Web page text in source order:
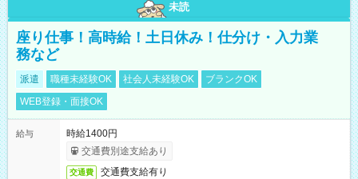
未読
座り仕事！高時給！土日休み！仕分け・入力業
務など
派遣 職種未経験OK 社会人未経験OK
ブランクOK
WEB登録・面接OK
給与
時給1400円
交通費別途支給あり
交通費 交通費支給有り